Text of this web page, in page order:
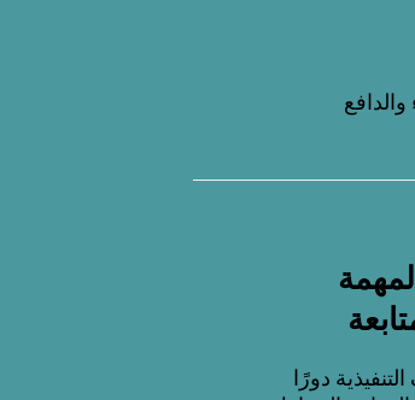
دورًا